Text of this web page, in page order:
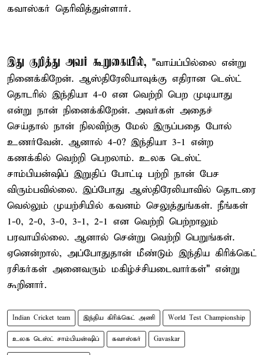
கவாஸ்கர் தெரிவித்துள்ளார்.
இது குறித்து அவர் கூறுகையில், "வாய்ப்பில்லை என்று
நினைக்கிறேன். ஆஸ்திரேலியாவுக்கு எதிரான டெஸ்ட்
தொடரில் இந்தியா 4-0 என வெற்றி பெற முடியாது
என்று நான் நினைக்கிறேன். அவர்கள் அதைச்
செய்தால் நான் நிலவிற்கு மேல் இருப்பதை போல்
உணர்வேன். ஆனால் 4-0? இந்தியா 3-1 என்ற
கணக்கில் வெற்றி பெறலாம். உலக டெஸ்ட்
சாம்பியன்ஷிப் இறுதிப் போட்டி பற்றி நான் பேச
விரும்பவில்லை. இப்போது ஆஸ்திரேலியாவில் தொடரை
வெல்லும் முயற்சியில் கவனம் செலுத்துங்கள். நீங்கள்
1-0, 2-0, 3-0, 3-1, 2-1 என வெற்றி பெற்றாலும்
பரவாயில்லை. ஆனால் சென்று வெற்றி பெறுங்கள்.
ஏனென்றால், அப்போதுதான் மீண்டும் இந்திய கிரிக்கெட்
ரசிகர்கள் அனைவரும் மகிழ்ச்சியடைவார்கள்" என்று
கூறினார்.
Indian Cricket team இந்திய கிரிக்கெட் அணி World Test Championship
உலக டெஸ்ட் சாம்பியன்ஷிப் கவாஸ்கர் Gavaskar